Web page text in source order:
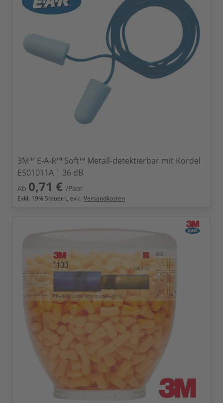
3M™ E-A-R™ Soft™ Metall-detektierbar mit Kordel
ES01011A | 36 dB
Ab 0,71 € /Paar
Exkl. 19% Steuern, exkl. Versandkosten